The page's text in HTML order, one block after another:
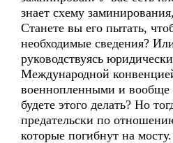
знает схему
Станете вы его пытать,
необходимые сведения?
руководствуясь
Международной
военнопленными и вообще
будете этого делать? Но
предательски по
которые погибнут на мосту.